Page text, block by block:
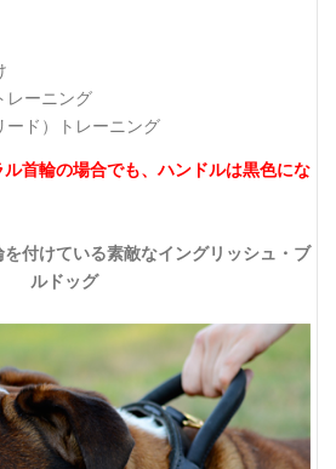
レーニング
ード）トレーニング
首輪の場合でも、ハンドルは黒色にな
付けている素敵なイングリッシュ・ブ
ルドッグ